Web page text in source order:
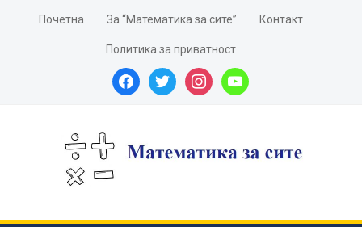
Почетна За “Математика за сите” Контакт
Политика за приватност
facebooktwitter instagramyoutube